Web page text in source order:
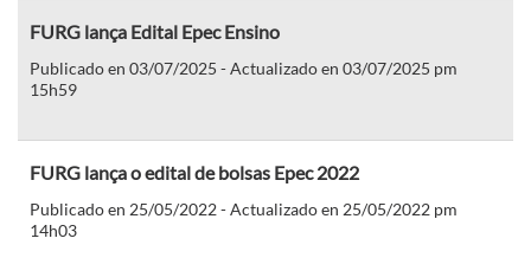
FURG lança Edital Epec Ensino
Publicado en 03/07/2025 - Actualizado en 03/07/2025 pm
15h59
FURG lança o edital de bolsas Epec 2022
Publicado en 25/05/2022 - Actualizado en 25/05/2022 pm
14h03